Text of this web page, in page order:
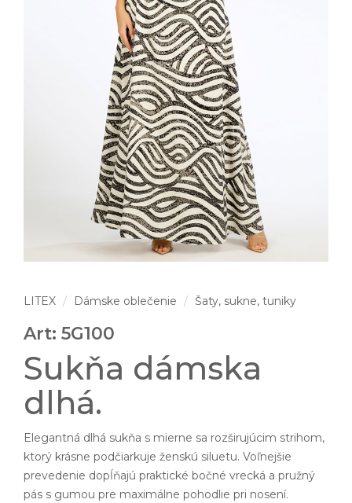
LITEX Dámske oblečenie Šaty, sukne, tuniky
Art: 5G100
Sukňa dámska
dlhá.
Elegantná dlhá sukňa s mierne sa rozširujúcim strihom,
ktorý krásne podčiarkuje ženskú siluetu. Voľnejšie
prevedenie dopĺňajú praktické bočné vrecká a pružný
pás s gumou pre maximálne pohodlie pri nosení.